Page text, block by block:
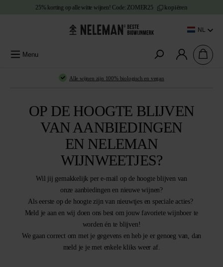
25% korting op alle witte wijnen!Code: ZOMER25 kopiëren
NL
Menu
Alle wijnen zijn 100% biologisch en vegan
OP DE HOOGTE BLIJVEN
VAN AANBIEDINGEN
EN NELEMAN
WIJNWEETJES?
Wil jij gemakkelijk per e-mail op de hoogteblijven van
onze aanbiedingen en nieuwe wijnen?
Als eerste op de hoogte zijn van nieuwtjes en speciale acties?
Meld je aan en wij doen ons best om jouw favoriete wijnboer te
worden én te blijven!
We gaan correct om met je gegevens en heb je er genoeg van, dan
meld je je met enkele kliks weer af.